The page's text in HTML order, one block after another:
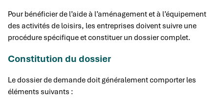
Pour bénéficier de l’aide à l’aménagement et à l’équipement
des activités de loisirs, les entreprises doivent suivre une
procédure spécifique et constituer un dossier complet.
Constitution du dossier
Le dossier de demande doit généralement comporter les
éléments suivants :